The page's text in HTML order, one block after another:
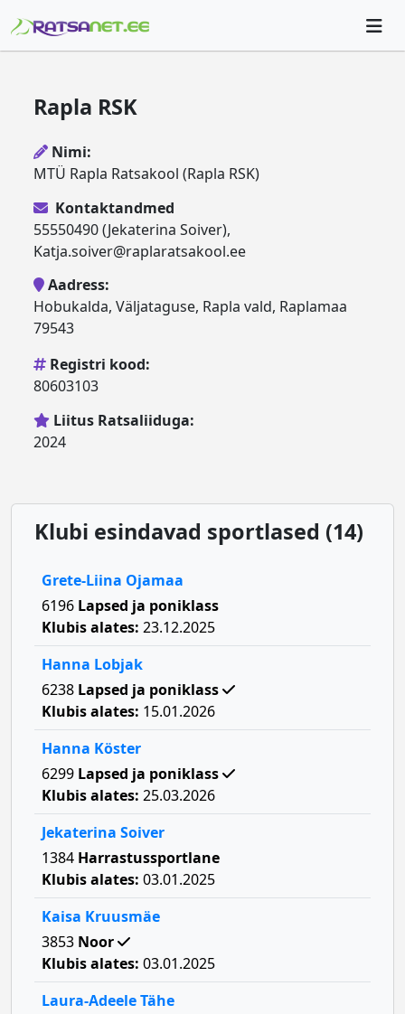
Rapla RSK
Nimi:
MTÜ Rapla Ratsakool (Rapla RSK)
Kontaktandmed
55550490 (Jekaterina Soiver),
Katja.soiver@raplaratsakool.ee
Aadress:
Hobukalda, Väljataguse, Rapla vald, Raplamaa
79543
Registri kood:
80603103
Liitus Ratsaliiduga:
2024
Klubi esindavad sportlased (14)
Grete-Liina Ojamaa
6196 Lapsed ja poniklass
Klubis alates: 23.12.2025
Hanna Lobjak
6238 Lapsed ja poniklass
Klubis alates: 15.01.2026
Hanna Köster
6299 Lapsed ja poniklass
Klubis alates: 25.03.2026
Jekaterina Soiver
1384 Harrastussportlane
Klubis alates: 03.01.2025
Kaisa Kruusmäe
3853 Noor
Klubis alates: 03.01.2025
Laura-Adeele Tähe